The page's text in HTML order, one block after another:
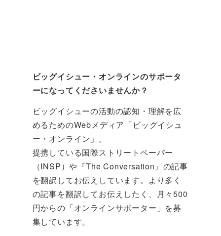
ビッグイシュー・オンラインのサポータ
ーになってくださいませんか？
ビッグイシューの活動の認知・理解を広
めるためのWebメディア「ビッグイシュ
ー・オンライン」。
提携している国際ストリートペーパー
（INSP）や『The Conversation』の記事
を翻訳してお伝えしています。より多く
の記事を翻訳してお伝えしたく、月々500
円からの「オンラインサポーター」を募
集しています。